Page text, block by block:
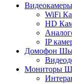
WiFi
HD
IP
Домофон
Мониторы